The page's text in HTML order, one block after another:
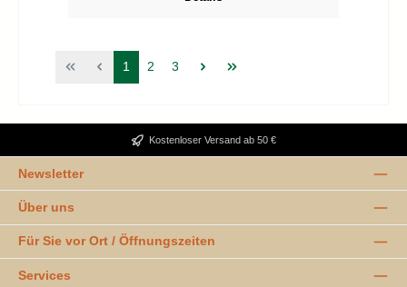
Seite
1 Seite
2 Seite
3
Kostenloser Versand ab 50 €
Newsletter
Über uns
Für Sie vor Ort / Öffnungszeiten
Services